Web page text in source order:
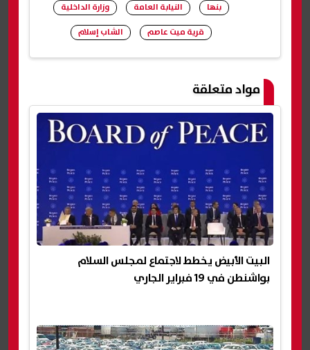
بنها النيابة العامة
وزارة الداخلية
قرية ميت عاصم
الشاب إسلام
مواد متعلقة
البيت الأبيض يخطط لاجتماع لمجلس السلام
بواشنطن في 19 فبراير الجاري